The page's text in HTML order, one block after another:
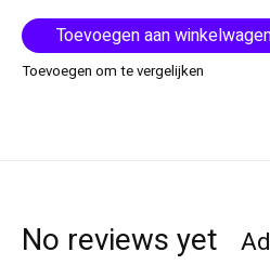
Toevoegen aan
Toevoegen om te vergelijken
No reviews yet